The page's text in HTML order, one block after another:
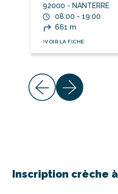
92000 - NANTERRE
08:00 - 19:00
661 m
VOIR LA FICHE
Inscription crèche à